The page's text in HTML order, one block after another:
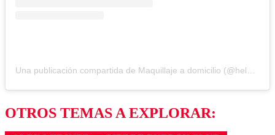
OTROS TEMAS A EXPLORAR: